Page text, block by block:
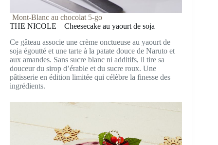
Mont-Blanc au chocolat 5-go
THE NICOLE – Cheesecake au yaourt de soja
Ce gâteau associe une crème onctueuse au yaourt de
soja égoutté et une tarte à la patate douce de Naruto et
aux amandes. Sans sucre blanc ni additifs, il tire sa
douceur du sirop d’érable et du sucre roux. Une
pâtisserie en édition limitée qui célèbre la finesse des
ingrédients.